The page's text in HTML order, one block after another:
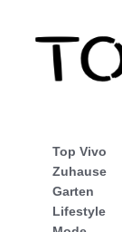
Top Vivo
Zuhause
Garten
Lifestyle